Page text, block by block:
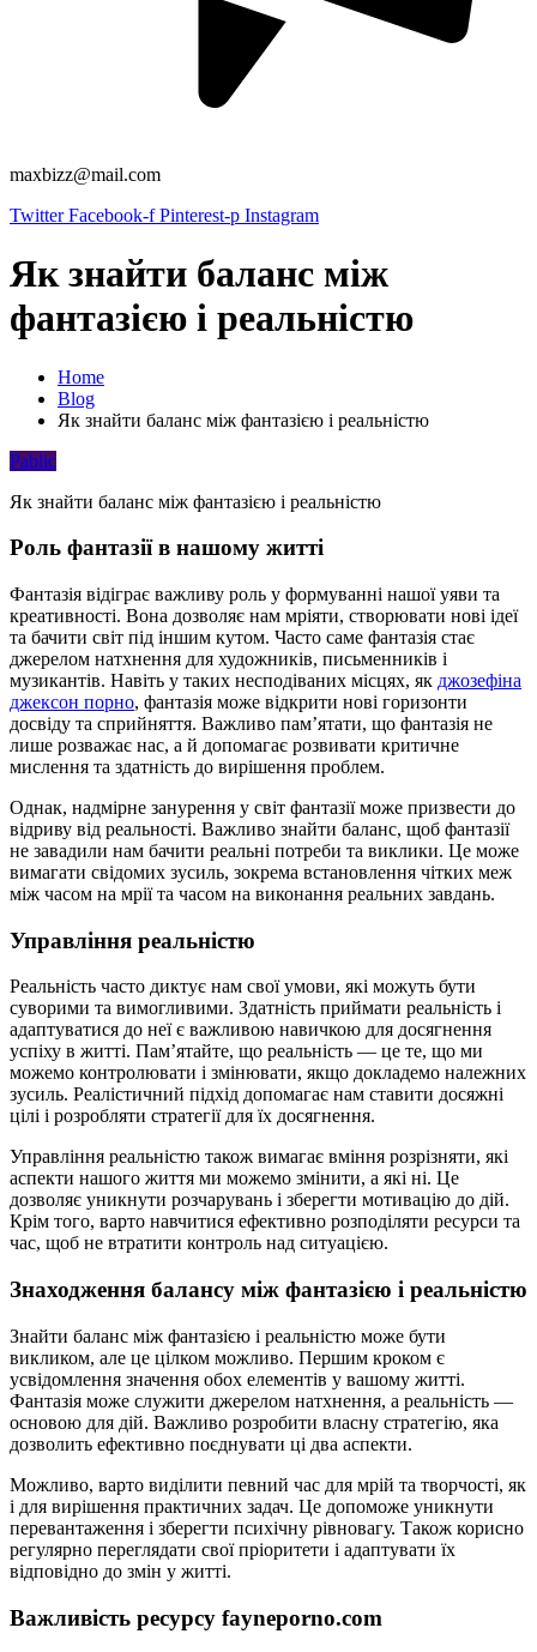
maxbizz@mail.com
Twitter Facebook-f Pinterest-p Instagram
Як знайти баланс між
фантазією і реальністю
Home
Blog
Як знайти баланс між фантазією і реальністю
Pablic
Як знайти баланс між фантазією і реальністю
Роль фантазії в нашому житті
Фантазія відіграє важливу роль у формуванні нашої уяви та
креативності. Вона дозволяє нам мріяти, створювати нові ідеї
та бачити світ під іншим кутом. Часто саме фантазія стає
джерелом натхнення для художників, письменників і
музикантів. Навіть у таких несподіваних місцях, як джозефіна
джексон порно, фантазія може відкрити нові горизонти
досвіду та сприйняття. Важливо пам’ятати, що фантазія не
лише розважає нас, а й допомагає розвивати критичне
мислення та здатність до вирішення проблем.
Однак, надмірне занурення у світ фантазії може призвести до
відриву від реальності. Важливо знайти баланс, щоб фантазії
не завадили нам бачити реальні потреби та виклики. Це може
вимагати свідомих зусиль, зокрема встановлення чітких меж
між часом на мрії та часом на виконання реальних завдань.
Управління реальністю
Реальність часто диктує нам свої умови, які можуть бути
суворими та вимогливими. Здатність приймати реальність і
адаптуватися до неї є важливою навичкою для досягнення
успіху в житті. Пам’ятайте, що реальність — це те, що ми
можемо контролювати і змінювати, якщо докладемо належних
зусиль. Реалістичний підхід допомагає нам ставити досяжні
цілі і розробляти стратегії для їх досягнення.
Управління реальністю також вимагає вміння розрізняти, які
аспекти нашого життя ми можемо змінити, а які ні. Це
дозволяє уникнути розчарувань і зберегти мотивацію до дій.
Крім того, варто навчитися ефективно розподіляти ресурси та
час, щоб не втратити контроль над ситуацією.
Знаходження балансу між фантазією і реальністю
Знайти баланс між фантазією і реальністю може бути
викликом, але це цілком можливо. Першим кроком є
усвідомлення значення обох елементів у вашому житті.
Фантазія може служити джерелом натхнення, а реальність —
основою для дій. Важливо розробити власну стратегію, яка
дозволить ефективно поєднувати ці два аспекти.
Можливо, варто виділити певний час для мрій та творчості, як
і для вирішення практичних задач. Це допоможе уникнути
перевантаження і зберегти психічну рівновагу. Також корисно
регулярно переглядати свої пріоритети і адаптувати їх
відповідно до змін у житті.
Важливість ресурсу fayneporno.com